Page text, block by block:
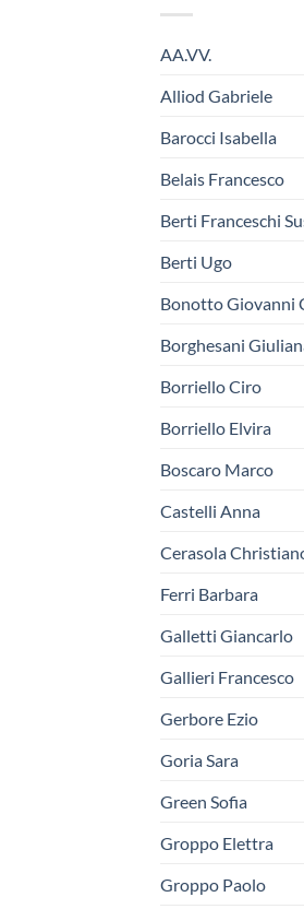
AA.VV.
Alliod Gabriele
Barocci Isabella
Belais Francesco
Berti Franceschi
Berti Ugo
Bonotto Giovanni
Borghesani
Borriello Ciro
Borriello Elvira
Boscaro Marco
Castelli Anna
Cerasola
Ferri Barbara
Galletti Giancarlo
Gallieri Francesco
Gerbore Ezio
Goria Sara
Green Sofia
Groppo Elettra
Groppo Paolo